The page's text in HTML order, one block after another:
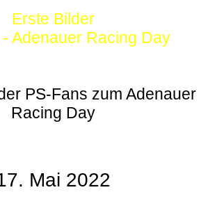
Erste Bilder
Adenauer Racing Day
PS-Fans zum Adenauer
Racing Day
Mai 2022